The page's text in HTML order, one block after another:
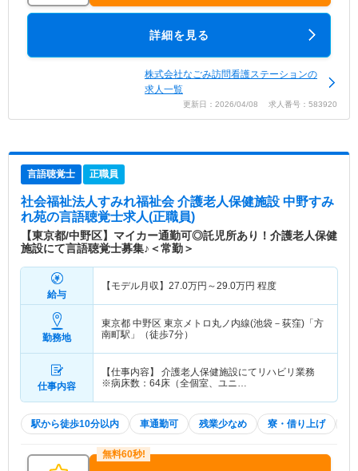
詳細を見る
株式会社なごみ訪問看護ステーションの
求人一覧
更新日：2026/04/08 求人番号：583920
言語聴覚士 正職員
社会福祉法人すみれ福祉会 介護老人保健施設 中野すみ
れ苑の言語聴覚士求人(正職員)
【東京都/中野区】マイカー通勤可◎託児所あり！介護老人保健
施設にて言語聴覚士募集♪＜常勤＞
給与
【モデル月収】 27.0万円～29.0万円 程度
勤務地
東京都 中野区 東京メトロ丸ノ内線(池袋－荻窪)「方
南町駅」（徒歩7分）
仕事内容
【仕事内容】 介護老人保健施設にてリハビリ業務
※病床数：64床（全個室、ユニ…
駅から徒歩10分以内 車通勤可 残業少なめ 寮・借り上げ